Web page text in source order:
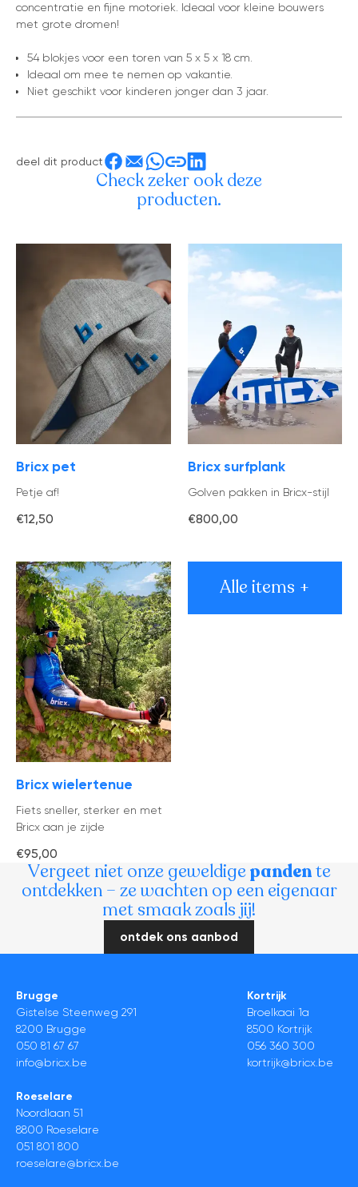
concentratie en fijne motoriek. Ideaal voor kleine bouwers
met grote dromen!
54 blokjes voor een toren van 5 x 5 x 18 cm.
Ideaal om mee te nemen op vakantie.
Niet geschikt voor kinderen jonger dan 3 jaar.
deel dit product
Check zeker ook deze
producten.
Bricx pet
Petje af!
€12,50
Bricx surfplank
Golven pakken in Bricx-stijl
€800,00
Bricx wielertenue
Fiets sneller, sterker en met
Bricx aan je zijde
€95,00
Alle items +
Vergeet niet onze geweldigepandente
ontdekken – ze wachten op een eigenaar
met smaak zoals jij!
ontdek ons aanbod
Brugge
Gistelse Steenweg 291
8200 Brugge
050 81 67 67
info@bricx.be
Kortrijk
Broelkaai 1a
8500 Kortrijk
056 360 300
kortrijk@bricx.be
Roeselare
Noordlaan 51
8800 Roeselare
051 801 800
roeselare@bricx.be